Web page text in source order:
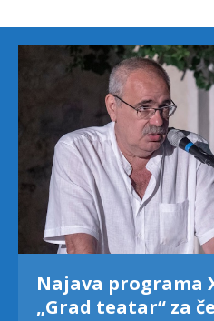
Najava programa
„Grad teatar“ za